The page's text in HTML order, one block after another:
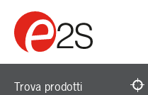
Trova prodotti